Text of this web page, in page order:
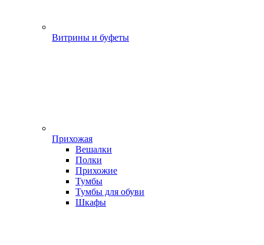
Витрины и буфеты
Прихожая
Вешалки
Полки
Прихожие
Тумбы
Тумбы для обуви
Шкафы